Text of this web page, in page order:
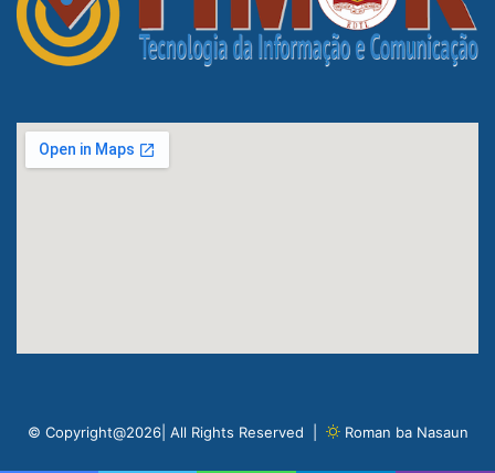
© Copyright@2026| All Rights Reserved | Roman ba Nasaun